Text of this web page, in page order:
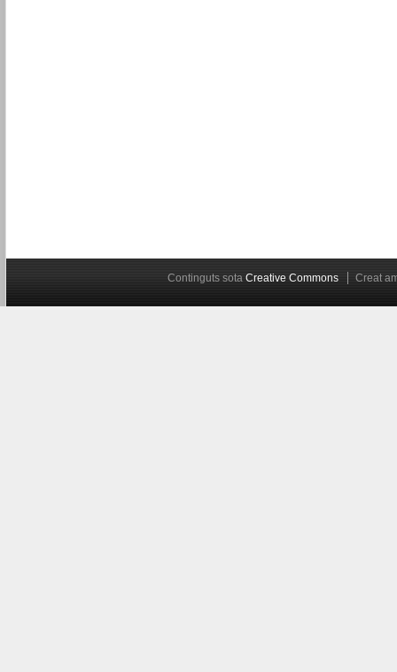
Continguts sotaCreative Commons Creat